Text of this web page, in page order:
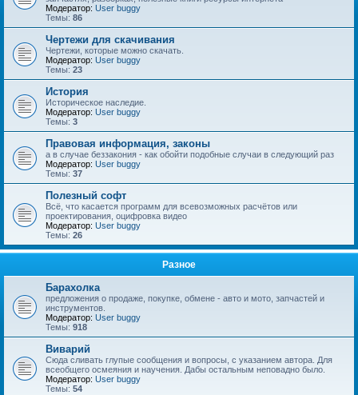
Модератор: User buggy
Темы: 86
Чертежи для скачивания
Чертежи, которые можно скачать.
Модератор: User buggy
Темы: 23
История
Историческое наследие.
Модератор: User buggy
Темы: 3
Правовая информация, законы
а в случае беззакония - как обойти подобные случаи в следующий раз
Модератор: User buggy
Темы: 37
Полезный софт
Всё, что касается программ для всевозможных расчётов или
проектирования, оцифровка видео
Модератор: User buggy
Темы: 26
Разное
Барахолка
предложения о продаже, покупке, обмене - авто и мото, запчастей и
инструментов.
Модератор: User buggy
Темы: 918
Виварий
Сюда сливать глупые сообщения и вопросы, с указанием автора. Для
всеобщего осмеяния и научения. Дабы остальным неповадно было.
Модератор: User buggy
Темы: 54